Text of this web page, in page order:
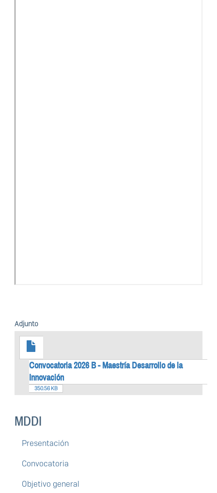
Adjunto
Convocatoria 2026 B - Maestría Desarrollo de la
Innovación
350.56 KB
MDDI
Presentación
Convocatoria
Objetivo general